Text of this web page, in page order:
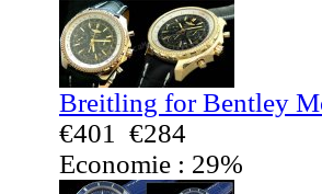
Breitling for Bentley
€401
€284
Economie : 29%